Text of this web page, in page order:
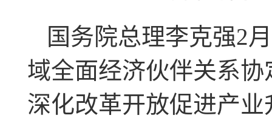
国务院总理李克强2
域全面经济伙伴关系
深化改革开放促进产